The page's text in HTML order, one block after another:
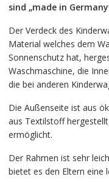
sind „made in
Der Verdeck des
Material welches dem
Sonnenschutz hat,
Waschmaschine, die
die bei anderen
Die Außenseite ist aus
aus Textilstoff
ermöglicht.
Der Rahmen ist sehr
bietet es den Eltern eine